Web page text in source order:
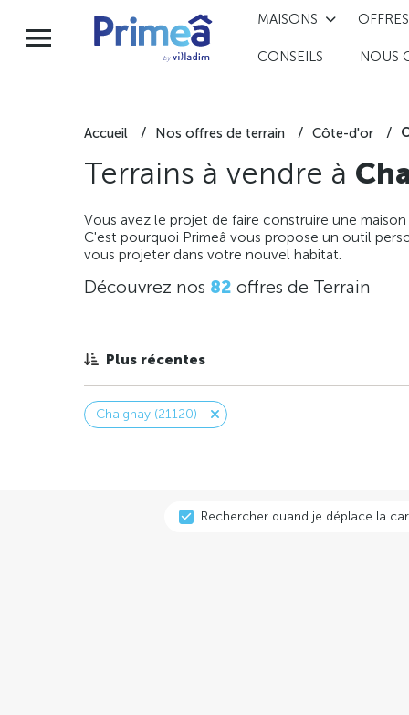
MAISONS OFFRES
CONSEILS NOUS
Accueil Nos offres de terrain Côte-d'or
Terrains à vendre à
Vous avez le projet de faire construire une
C'est pourquoi Primeâ vous propose un outil
vous projeter dans votre nouvel habitat.
Découvrez nos 82 offres de Terrain
Plus récentes
Chaignay (21120)
Rechercher quand je déplace la